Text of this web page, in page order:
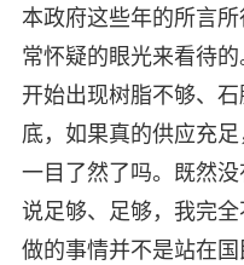
本政府这些年的所言
常怀疑的眼光来看待
开始出现树脂不够、
底，如果真的供应充
一目了然了吗。既然
说足够、足够，我完
做的事情并不是站在